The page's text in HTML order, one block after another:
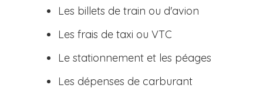
Les billets de train ou d'avion
Les frais de taxi ou VTC
Le stationnement et les péages
Les dépenses de carburant